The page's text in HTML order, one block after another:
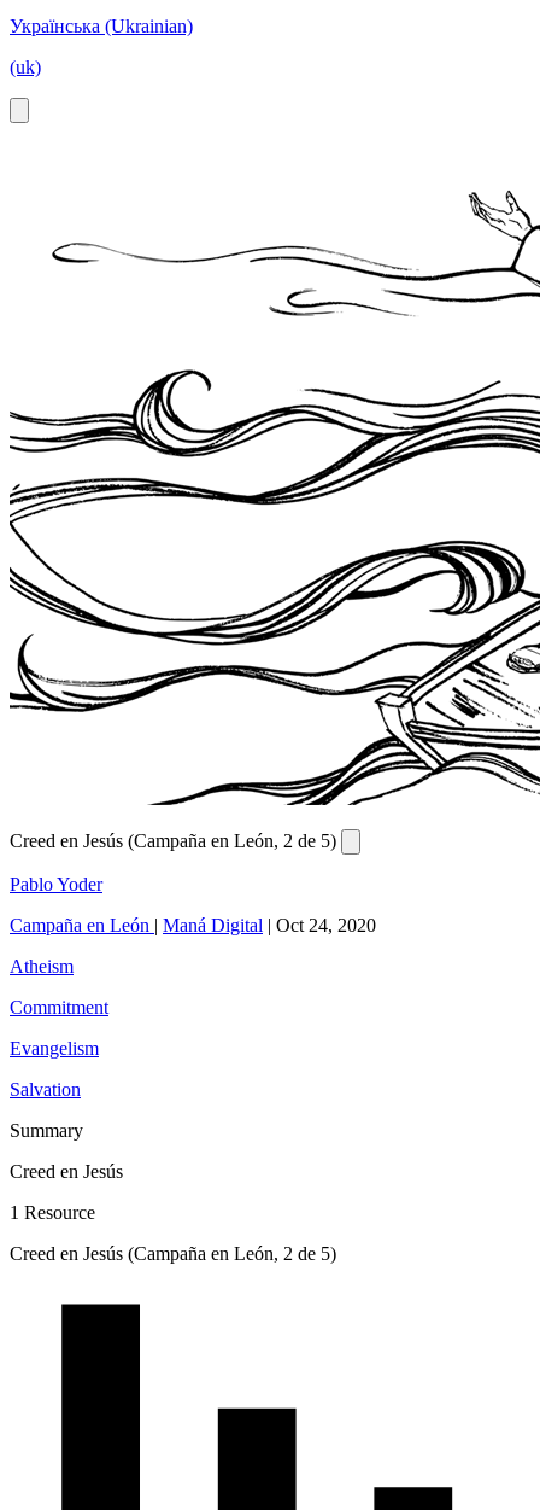
Українська (Ukrainian)
(uk)
Creed en Jesús (Campaña en León, 2 de 5)
Pablo Yoder
Campaña en León | Maná Digital | Oct 24, 2020
Atheism
Commitment
Evangelism
Salvation
Summary
Creed en Jesús
1 Resource
Creed en Jesús (Campaña en León, 2 de 5)